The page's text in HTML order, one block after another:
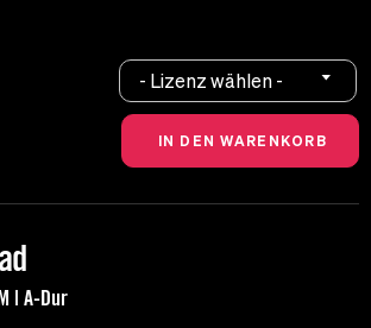
- Lizenz wählen -
| A-Dur